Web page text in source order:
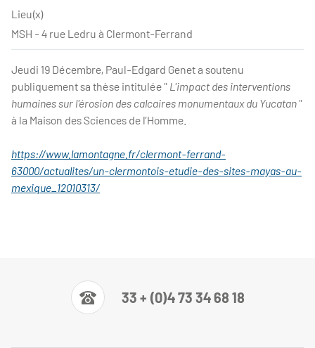
Lieu(x)
MSH - 4 rue Ledru à Clermont-Ferrand
Jeudi 19 Décembre, Paul-Edgard Genet a soutenu
publiquement sa thèse intitulée " L'impact des interventions
humaines sur l'érosion des calcaires monumentaux du Yucatan "
à la Maison des Sciences de l’Homme.
https://www.lamontagne.fr/clermont-ferrand-
63000/actualites/un-clermontois-etudie-des-sites-mayas-au-
mexique_12010313/
33 + (0)4 73 34 68 18